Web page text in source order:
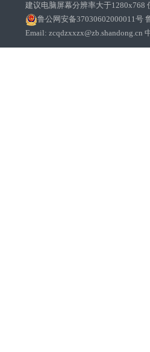
建议电脑屏幕分辨率大于1280x768
鲁公网安备37030602000011号
Email: zcqdzxxzx@zb.shandong.cn